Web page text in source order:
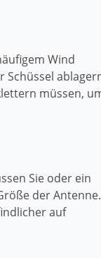
Wind
Schüssel
müssen,
Sie oder ein
der Antenne.
auf